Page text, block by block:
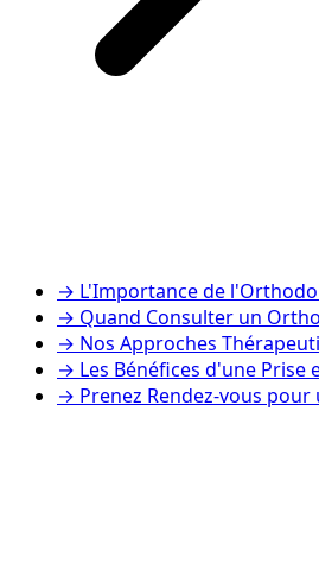
→ L'Importance de
→ Quand Consulter un
→ Nos Approches
→ Les Bénéfices d'une Prise
→ Prenez Rendez-vous